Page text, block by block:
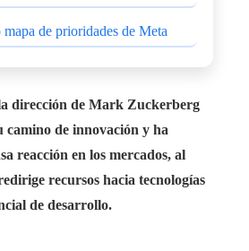
de prioridades de Meta
dirección de Mark Zuckerberg
camino de innovación y ha
reacción en los mercados, al
recursos hacia tecnologías
de desarrollo.